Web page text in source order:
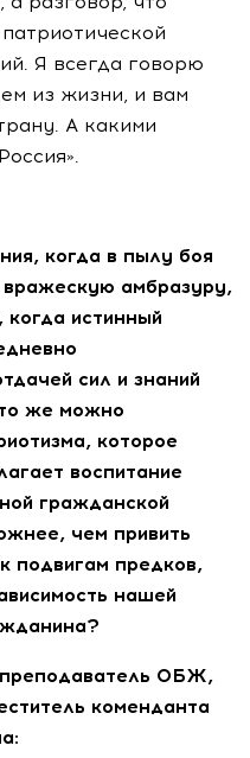
Я всегда говорю
из жизни, и вам
А какими
когда в пылу боя
амбразуру,
когда истинный
сил и знаний
же можно
которое
воспитание
гражданской
чем привить
подвигам предков,
нашей
ОБЖ,
коменданта